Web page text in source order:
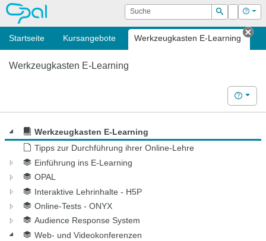
OPAL Suche
Suchen
Login Hilfe
Startseite Kursangebote Werkzeugkasten E-Learning
Werkzeugkasten E-Learning
Hilfe
Werkzeugkasten E-Learning
Tipps zur Durchführung ihrer Online-Lehre
Einführung ins E-Learning
OPAL
Interaktive Lehrinhalte - H5P
Online-Tests - ONYX
Audience Response System
Web- und Videokonferenzen